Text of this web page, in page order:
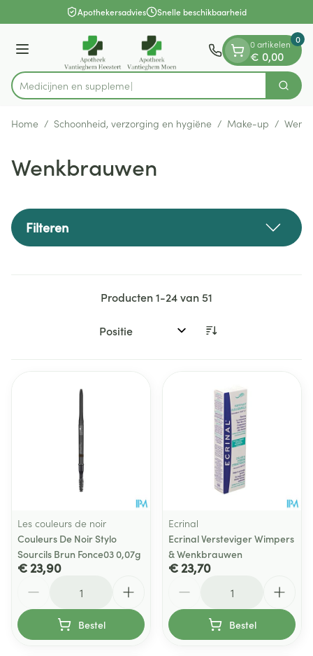
Ga naar de inhoudApothekersadvies Snelle beschikbaarheid
Menu
Product, merk, categorie...
Medicij Zoek
0 artikelen
€ 0,00
0
Home / Schoonheid, verzorging en hygiëne / Make-up /
Wenkbrauwen
Filteren
Producten1-24van51
Sorteer op:
Les couleurs de noir
Couleurs De Noir Stylo
Sourcils Brun Fonce03 0,07g
€ 23,90
Bestel
Ecrinal
Ecrinal Versteviger Wimpers
& Wenkbrauwen
€ 23,70
Bestel